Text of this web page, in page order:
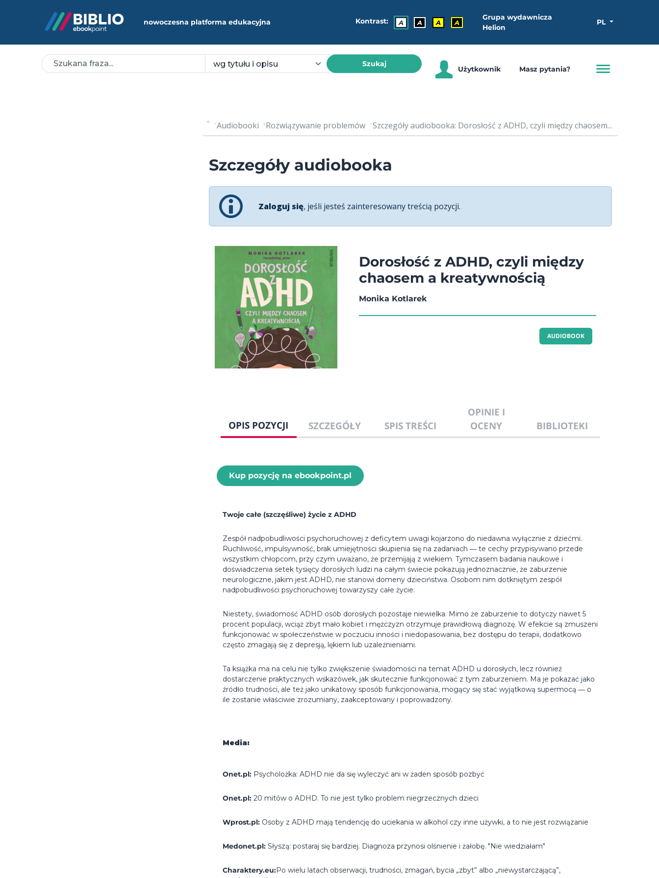
nowoczesna platforma edukacyjna Kontrast: A A A A
Grupa wydawnicza
Helion
PL
Szukaj
Użytkownik Masz pytania?
Audiobooki Rozwiązywanie problemów Szczegóły audiobooka: Dorosłość z ADHD, czyli między chaosem...
Szczegóły audiobooka
Zaloguj się, jeśli jesteś zainteresowany treścią pozycji.
Dorosłość z ADHD, czyli między
chaosem a kreatywnością
Monika Kotlarek
AUDIOBOOK
OPIS POZYCJI SZCZEGÓŁY SPIS TREŚCI
OPINIE I
OCENY
BIBLIOTEKI
Kup pozycję na ebookpoint.pl
Twoje całe (szczęśliwe) życie z ADHD
Zespół nadpobudliwości psychoruchowej z deficytem uwagi kojarzono do niedawna wyłącznie z dziećmi.
Ruchliwość, impulsywność, brak umiejętności skupienia się na zadaniach ― te cechy przypisywano przede
wszystkim chłopcom, przy czym uważano, że przemijają z wiekiem. Tymczasem badania naukowe i
doświadczenia setek tysięcy dorosłych ludzi na całym świecie pokazują jednoznacznie, że zaburzenie
neurologiczne, jakim jest ADHD, nie stanowi domeny dzieciństwa. Osobom nim dotkniętym zespół
nadpobudliwości psychoruchowej towarzyszy całe życie.
Niestety, świadomość ADHD osób dorosłych pozostaje niewielka. Mimo że zaburzenie to dotyczy nawet 5
procent populacji, wciąż zbyt mało kobiet i mężczyzn otrzymuje prawidłową diagnozę. W efekcie są zmuszeni
funkcjonować w społeczeństwie w poczuciu inności i niedopasowania, bez dostępu do terapii, dodatkowo
często zmagają się z depresją, lękiem lub uzależnieniami.
Ta książka ma na celu nie tylko zwiększenie świadomości na temat ADHD u dorosłych, lecz również
dostarczenie praktycznych wskazówek, jak skutecznie funkcjonować z tym zaburzeniem. Ma je pokazać jako
źródło trudności, ale też jako unikatowy sposób funkcjonowania, mogący się stać wyjątkową supermocą ― o
ile zostanie właściwie zrozumiany, zaakceptowany i poprowadzony.
Media:
Onet.pl: Psycholożka: ADHD nie da się wyleczyć ani w żaden sposób pozbyć
Onet.pl: 20 mitów o ADHD. To nie jest tylko problem niegrzecznych dzieci
Wprost.pl: Osoby z ADHD mają tendencję do uciekania w alkohol czy inne używki, a to nie jest rozwiązanie
Medonet.pl: Słyszą: postaraj się bardziej. Diagnoza przynosi olśnienie i żałobę. "Nie wiedziałam"
Charaktery.eu:Po wielu latach obserwacji, trudności, zmagań, bycia „zbyt” albo „niewystarczającą”,